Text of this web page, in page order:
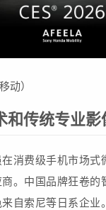
动）
和传统专业
消费级手机市场式
。中国品牌狂卷的
自索尼等日系企业